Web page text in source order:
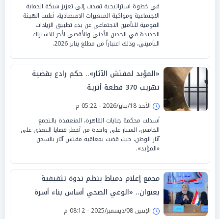
في خطوة استراتيجية تهدف إلى تعزيز شبكة الحماية
الاجتماعية ومواكبة المتغيرات الاقتصادية، أعلنت الهيئة
القومية للتأمين الاجتماعي عن بدء تطبيق الزيادات
الجديدة في الحدين الأدنى والأقصى لأجر الاشتراك
التأميني، وذلك اعتباراً من مطلع يناير 2026.
«المؤبد لمفتش الآثار».. حكم رادع بقضية
تهريب 370 قطعة أثرية
الأحد 18/يناير/2026 - 05:22 م
أسدلت محكمة جنايات القاهرة، المنعقدة بالتجمع
الخامس، الستار على واحدة من أخطر قضايا التعدي على
آثار الوطن، حيث قضت بمعاقبة مفتش آثار بالسجن
«المؤبد».
مجمع إعلام دمياط ينظم ندوة تثقيفية
بعنوان.. «الوعي الصحي أساس بناء أسرة
قوية»الإثنين 08/ديسمبر/2025 - 08:12 م